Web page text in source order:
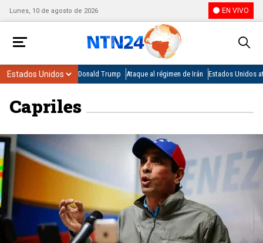
Lunes, 10 de agosto de 2026 EN VIVO
Donald Trump Ataque al régimen de Irán Estados Unidos
Capriles